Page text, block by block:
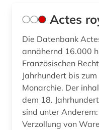
bundesgericht (2)
bundesgesetz (1)
Actes
Die Datenbank
annähernd 16.000
Französischen
Jahrhundert bis
Monarchie. Der
dem 18. Jahrhundert. Themen der
sind unter Anderem: Besteuerung und
Verzollung von Waren Brücken- und